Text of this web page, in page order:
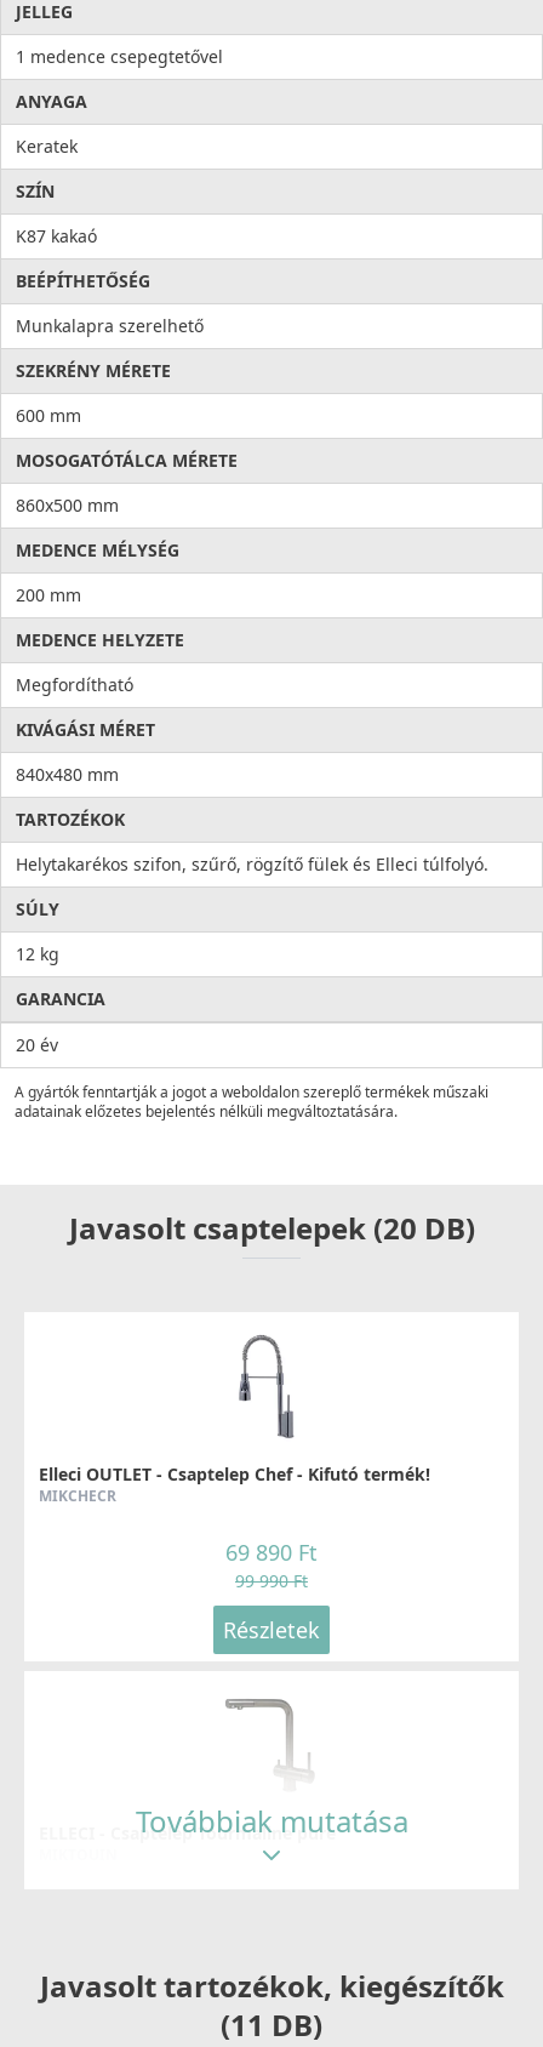
JELLEG
1 medence csepegtetővel
ANYAGA
Keratek
SZÍN
K87 kakaó
BEÉPÍTHETŐSÉG
Munkalapra szerelhető
SZEKRÉNY MÉRETE
600 mm
MOSOGATÓTÁLCA MÉRETE
860x500 mm
MEDENCE MÉLYSÉG
200 mm
MEDENCE HELYZETE
Megfordítható
KIVÁGÁSI MÉRET
840x480 mm
TARTOZÉKOK
Helytakarékos szifon, szűrő, rögzítő fülek és Elleci túlfolyó.
SÚLY
12 kg
GARANCIA
20 év
A gyártók fenntartják a jogot a weboldalon szereplő termékek műszaki
adatainak előzetes bejelentés nélküli megváltoztatására.
Javasolt csaptelepek (20 DB)
Elleci OUTLET - Csaptelep Chef - Kifutó termék!
MIKCHECR
69 890 Ft
99 990 Ft
Részletek
ELLECI - Csaptelep Tourmaline pure
Továbbiak mutatása
Javasolt tartozékok, kiegészítők
(11 DB)